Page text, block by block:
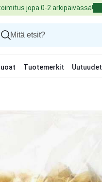
jopa 0-2 arkipäivässä!
Tuotemerkit Uutuudet